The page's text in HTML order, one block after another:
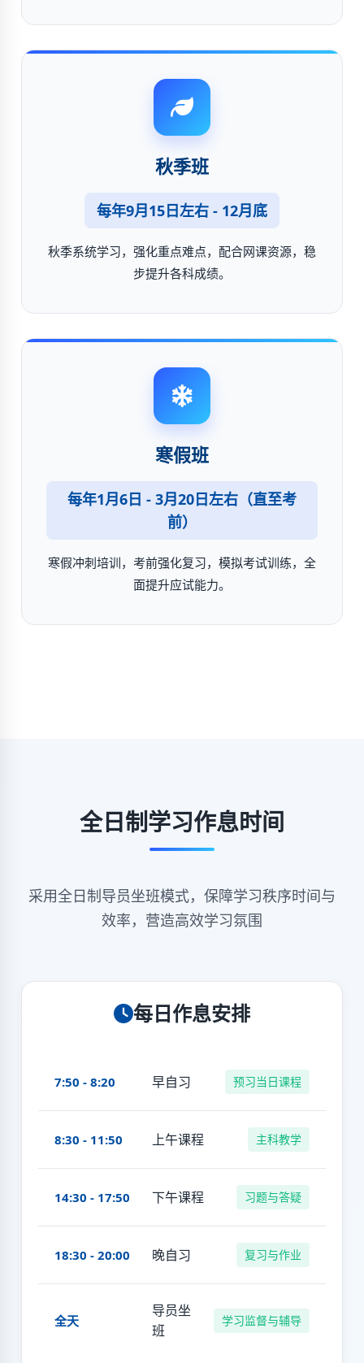
秋季班
每年9月15日左右 - 12月底
秋季系统学习，强化重点难点，配合网课资源，稳
步提升各科成绩。
寒假班
每年1月6日 - 3月20日左右（直至考
前）
寒假冲刺培训，考前强化复习，模拟考试训练，全
面提升应试能力。
全日制学习作息时间
采用全日制导员坐班模式，保障学习秩序时间与
效率，营造高效学习氛围
每日作息安排
7:50 - 8:20 早自习 预习当日课程
8:30 - 11:50 上午课程 主科教学
14:30 - 17:50 下午课程 习题与答疑
18:30 - 20:00 晚自习 复习与作业
全天
导员坐
班
学习监督与辅导